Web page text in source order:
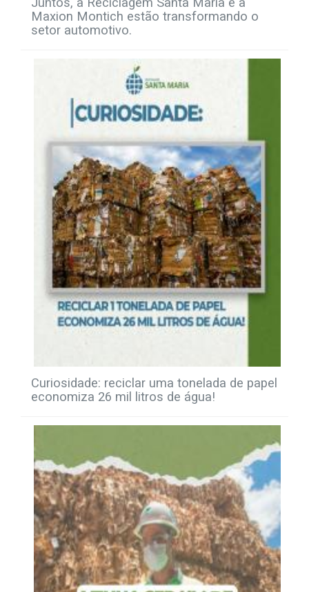
Maxion Montich estão transformando o
setor automotivo.
Curiosidade: reciclar uma tonelada de papel
economiza 26 mil litros de água!